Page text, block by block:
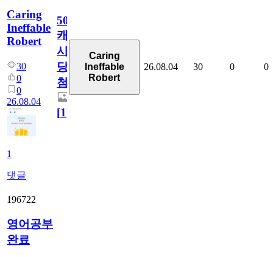
Caring
Ineffable
Robert
30
0
0
26.08.04
1
댓글
50
캐
시
당
첨
[1]
Caring
Ineffable
Robert
26.08.04 30 0 0
196722
영어공부
완료